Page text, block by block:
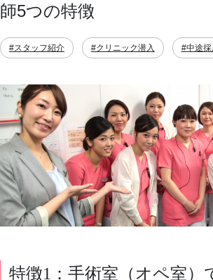
師5つの特徴
#スタッフ紹介 #クリニック潜入 #中途採
特徴1：手術室（オペ室）